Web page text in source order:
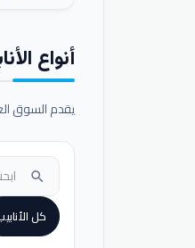
أنواع
يقدم السوق
search
كل